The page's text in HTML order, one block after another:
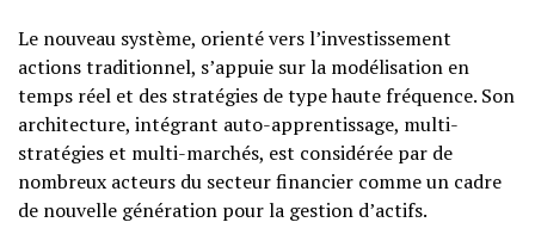
Le nouveau système, orienté vers l’investissement
actions traditionnel, s’appuie sur la modélisation en
temps réel et des stratégies de type haute fréquence. Son
architecture, intégrant auto-apprentissage, multi-
stratégies et multi-marchés, est considérée par de
nombreux acteurs du secteur financier comme un cadre
de nouvelle génération pour la gestion d’actifs.